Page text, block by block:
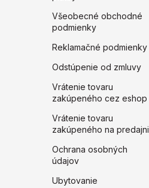
Všeobecné obchodné
podmienky
Reklamačné podmienky
Odstúpenie od zmluvy
Vrátenie tovaru
zakúpeného cez eshop
Vrátenie tovaru
zakúpeného na predajni
Ochrana osobných
údajov
Ubytovanie